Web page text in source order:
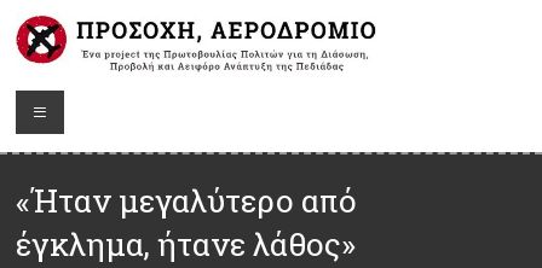
«Ήταν μεγαλύτερο από
έγκλημα, ήτανε λάθος»